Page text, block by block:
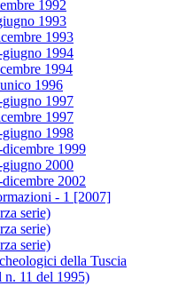
1992
1993
1993
1994
1994
1996
1997
1997
1998
1999
2000
2002
- 1 [2007]
serie)
serie)
serie)
della Tuscia
n. 11 del 1995)